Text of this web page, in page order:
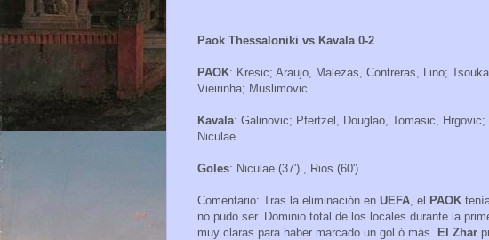
Paok Thessaloniki vs Kavala 0-2
PAOK: Kresic; Araujo, Malezas, Contreras, Lino;
Vieirinha; Muslimovic.
Kavala: Galinovic; Pfertzel, Douglao, Tomasic,
Niculae.
Goles: Niculae (37') , Rios (60') .
Comentario: Tras la eliminación en UEFA , el PAOK
no pudo ser. Dominio total de los locales durante la
muy claras para haber marcado un gol ó más. El Zhar